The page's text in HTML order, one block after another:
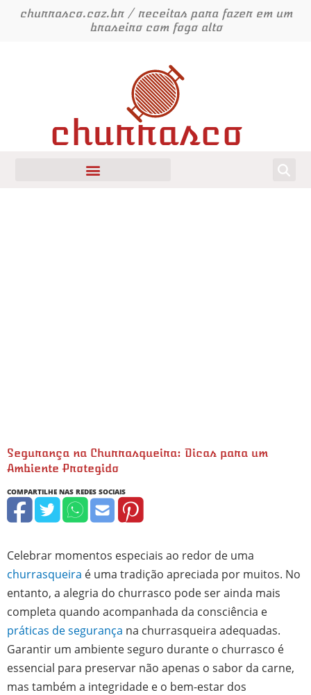
churrasco.coz.br / receitas para fazer em um
braseiro com fogo alto
churrasco
Segurança na Churrasqueira: Dicas para um
Ambiente Protegido
Celebrar momentos especiais ao redor de uma
churrasqueira é uma tradição apreciada por muitos. No
entanto, a alegria do churrasco pode ser ainda mais
completa quando acompanhada da consciência e
práticas de segurança na churrasqueira adequadas.
Garantir um ambiente seguro durante o churrasco é
essencial para preservar não apenas o sabor da carne,
mas também a integridade e o bem-estar dos